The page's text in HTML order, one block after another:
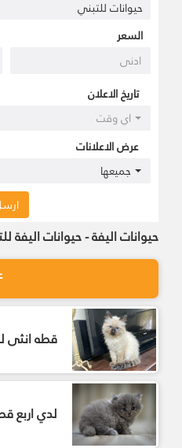
السعر
تاريخ الاعلان
اي وقت
عرض الاعلانات
جميعها
حيوانات اليفة - حيوانات اليفة
قطه انثى
لدي اربع